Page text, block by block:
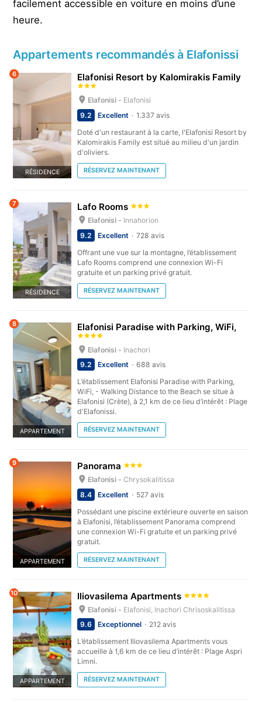
facilement accessible en voiture en moins d’une
heure.
Appartements recommandés à Elafonissi
RÉSIDENCE
6 Elafonisi Resort by Kalomirakis Family
Elafonisi - Elafonisi
9.2
Excellent
1.337 avis
Doté d'un restaurant à la carte, l'Elafonisi Resort by
Kalomirakis Family est situé au milieu d'un jardin
d'oliviers.
RÉSERVEZ MAINTENANT
RÉSIDENCE
7 Lafo Rooms
Elafonisi - Innahorion
9.2
Excellent
728 avis
Offrant une vue sur la montagne, l’établissement
Lafo Rooms comprend une connexion Wi-Fi
gratuite et un parking privé gratuit.
RÉSERVEZ MAINTENANT
APPARTEMENT
8 Elafonisi Paradise with Parking, WiFi,
Elafonisi - Inachori
9.2
Excellent
688 avis
L’établissement Elafonisi Paradise with Parking,
WiFi, - Walking Distance to the Beach se situe à
Elafonisi (Crète), à 2,1 km de ce lieu d’intérêt : Plage
d'Elafonissi.
RÉSERVEZ MAINTENANT
APPARTEMENT
9 Panorama
Elafonisi -Chrysokalitissa
8.4
Excellent
527 avis
Possédant une piscine extérieure ouverte en saison
à Elafonisi, l’établissement Panorama comprend
une connexion Wi-Fi gratuite et un parking privé
gratuit.
RÉSERVEZ MAINTENANT
APPARTEMENT
10 Iliovasilema Apartments
Elafonisi - Elafonisi, Inachori Chrisoskalitissa
9.6
Exceptionnel
212 avis
L’établissement Iliovasilema Apartments vous
accueille à 1,6 km de ce lieu d’intérêt : Plage Aspri
Limni.
RÉSERVEZ MAINTENANT